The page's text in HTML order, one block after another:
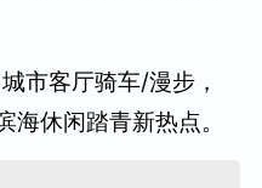
市客厅骑车/漫步，
休闲踏青新热点。